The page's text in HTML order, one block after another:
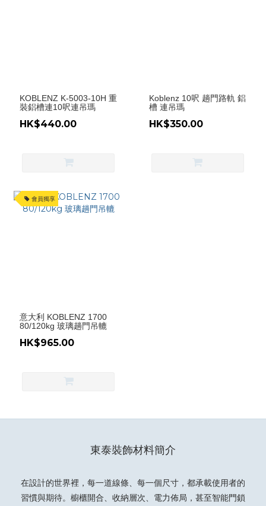
KOBLENZ K-5003-10H 重
裝鋁槽連10呎連吊瑪
HK$440.00
Koblenz 10呎 趟門路軌 鋁
槽 連吊瑪
HK$350.00
會員獨享
意大利 KOBLENZ 1700
80/120kg 玻璃趟門吊轆
HK$965.00
東泰裝飾材料簡介
在設計的世界裡，每一道線條、每一個尺寸，都承載使用者的
習慣與期待。櫥櫃開合、收納層次、電力佈局，甚至智能門鎖